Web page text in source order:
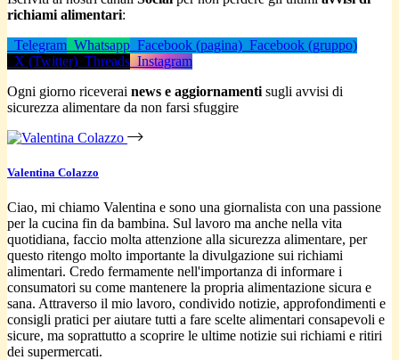
richiami alimentari:
Telegram Whatsapp Facebook (pagina) Facebook (gruppo)
X (Twitter) ThreadsInstagram
Ogni giorno riceverai news e aggiornamenti sugli avvisi di
sicurezza alimentare da non farsi sfuggire
Valentina Colazzo
Ciao, mi chiamo Valentina e sono una giornalista con una passione
per la cucina fin da bambina. Sul lavoro ma anche nella vita
quotidiana, faccio molta attenzione alla sicurezza alimentare, per
questo ritengo molto importante la divulgazione sui richiami
alimentari. Credo fermamente nell'importanza di informare i
consumatori su come mantenere la propria alimentazione sicura e
sana. Attraverso il mio lavoro, condivido notizie, approfondimenti e
consigli pratici per aiutare tutti a fare scelte alimentari consapevoli e
sicure, ma soprattutto a scoprire le ultime notizie sui richiami e ritiri
dei supermercati.